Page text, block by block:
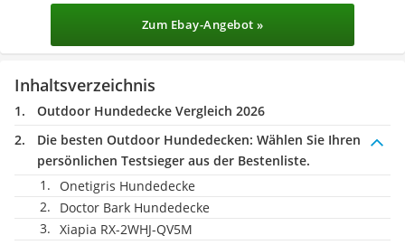
Zum Ebay-Angebot »
Inhaltsverzeichnis
Outdoor Hundedecke Vergleich 2026
Die besten Outdoor Hundedecken: Wählen Sie Ihren
persönlichen Testsieger aus der Bestenliste.
Onetigris Hundedecke
Doctor Bark Hundedecke
Xiapia RX-2WHJ-QV5M